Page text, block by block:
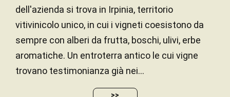
dell'azienda si trova in Irpinia, territorio
vitivinicolo unico, in cui i vigneti coesistono da
sempre con alberi da frutta, boschi, ulivi, erbe
aromatiche. Un entroterra antico le cui vigne
trovano testimonianza già nei...
>>